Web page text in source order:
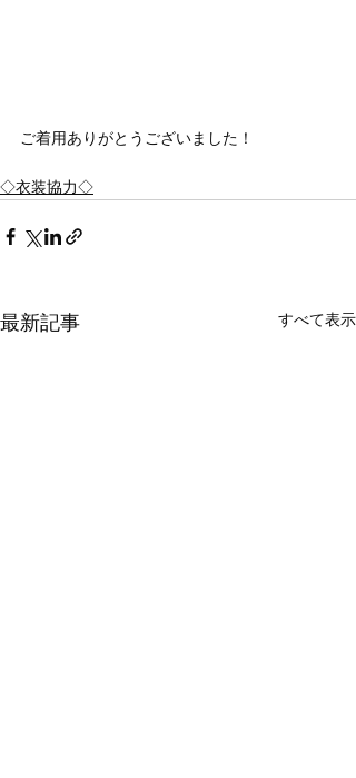
ご着用ありがとうございました！
◇衣装協力◇
最新記事 すべて表示